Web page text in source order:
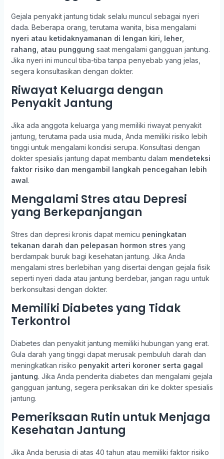
Gejala penyakit jantung tidak selalu muncul sebagai nyeri
dada. Beberapa orang, terutama wanita, bisa mengalami
nyeri atau ketidaknyamanan di lengan kiri, leher,
rahang, atau punggung saat mengalami gangguan jantung.
Jika nyeri ini muncul tiba-tiba tanpa penyebab yang jelas,
segera konsultasikan dengan dokter.
Riwayat Keluarga dengan
Penyakit Jantung
Jika ada anggota keluarga yang memiliki riwayat penyakit
jantung, terutama pada usia muda, Anda memiliki risiko lebih
tinggi untuk mengalami kondisi serupa. Konsultasi dengan
dokter spesialis jantung dapat membantu dalam mendeteksi
faktor risiko dan mengambil langkah pencegahan lebih
awal.
Mengalami Stres atau Depresi
yang Berkepanjangan
Stres dan depresi kronis dapat memicu peningkatan
tekanan darah dan pelepasan hormon stres yang
berdampak buruk bagi kesehatan jantung. Jika Anda
mengalami stres berlebihan yang disertai dengan gejala fisik
seperti nyeri dada atau jantung berdebar, jangan ragu untuk
berkonsultasi dengan dokter.
Memiliki Diabetes yang Tidak
Terkontrol
Diabetes dan penyakit jantung memiliki hubungan yang erat.
Gula darah yang tinggi dapat merusak pembuluh darah dan
meningkatkan risiko penyakit arteri koroner serta gagal
jantung. Jika Anda penderita diabetes dan mengalami gejala
gangguan jantung, segera periksakan diri ke dokter spesialis
jantung.
Pemeriksaan Rutin untuk Menjaga
Kesehatan Jantung
Jika Anda berusia di atas 40 tahun atau memiliki faktor risiko